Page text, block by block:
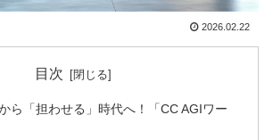
2026.02.22
目次
ら「担わせる」時代へ！「CC AGIワー